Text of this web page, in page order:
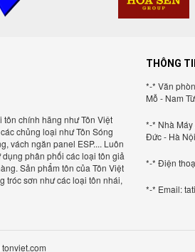
tôn chính
Tôn
1 lớp, tôn
sử dụng
lượng để
thời
*-* Văn phòng: Đường Hữu
Hưng - Tây Mỗ - Nam Từ
*-* Nhà Máy : KCN An Khánh
- Hoài Đức - Hà Nội
*-* Điện thoại: 0966 606 846